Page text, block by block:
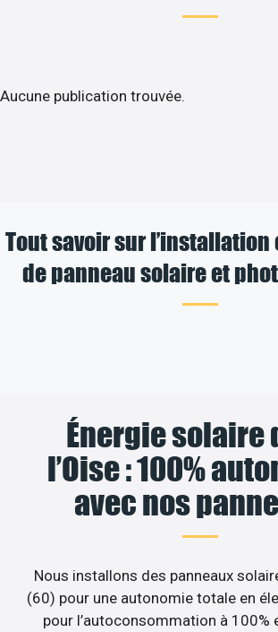
Aucune publication trouvée.
Tout savoir sur l’installation
de panneau solaire et
Énergie solaire
l’Oise : 100%
avec nos
Nous installons des panneaux
(60) pour une autonomie totale en
pour l’autoconsommation à 100%